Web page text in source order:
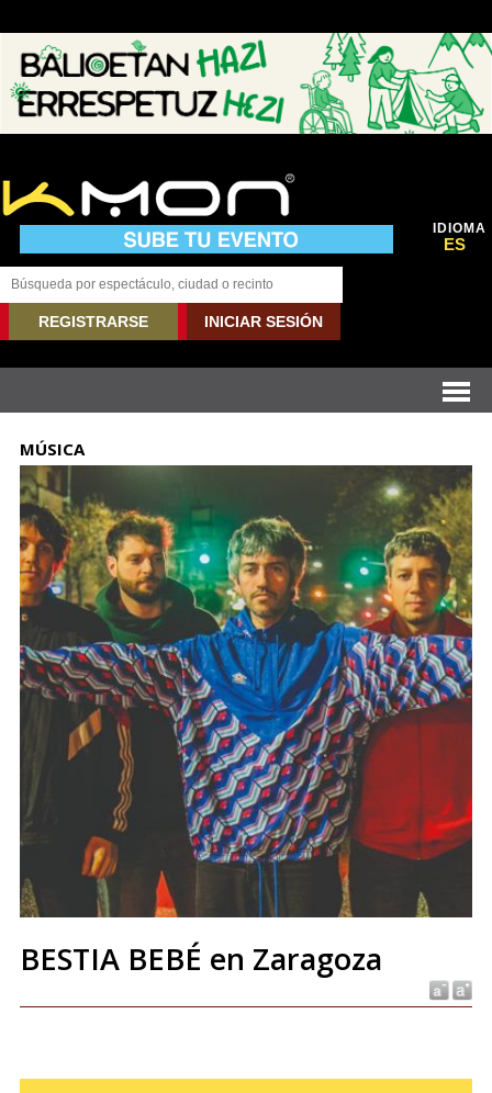
IDIOMA
ES
REGISTRARSE INICIAR SESIÓN
MÚSICA
BESTIA BEBÉ en Zaragoza